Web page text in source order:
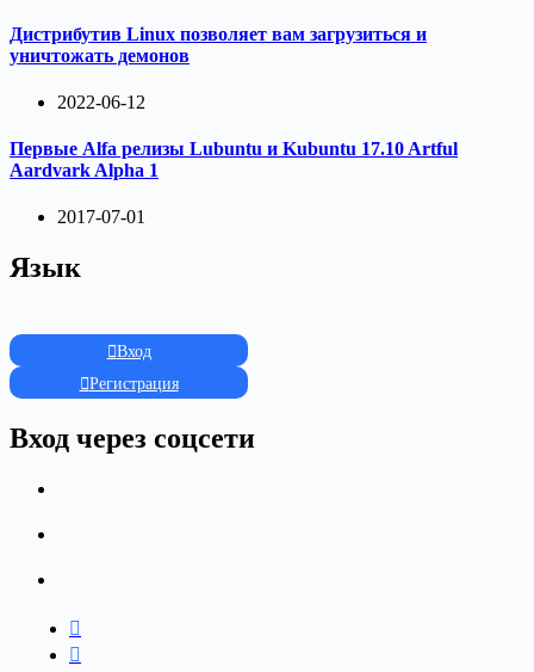
Дистрибутив Linux позволяет вам загрузиться и
уничтожать демонов
2022-06-12
Первые Alfa релизы Lubuntu и Kubuntu 17.10 Artful
Aardvark Alpha 1
2017-07-01
Язык
Вход
Регистрация
Вход через соцсети